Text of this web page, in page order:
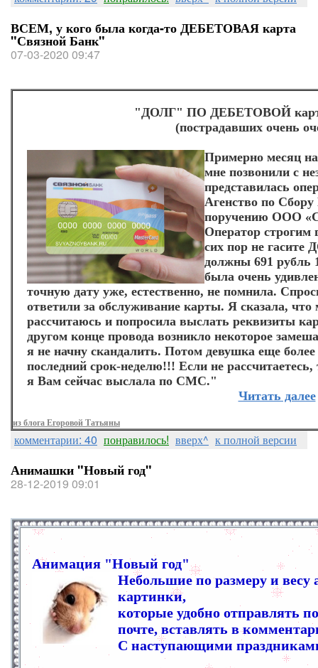
ВСЕМ, у кого была когда-то ДЕБЕТОВАЯ карта
"Связной Банк"
07-03-2020 09:47
"ДОЛГ" ПО ДЕБЕТОВОЙ
(пострадавших очень
Примерно месяц
мне позвонили с
представилась
Агенство по
поручению ООО
Оператор строгим
сих пор не
должны 691 рубль
была очень
точную дату уже, естественно, не помнила.
ответили за обслуживание карты. Я сказала,
рассчитаюсь и попросила выслать реквизиты
другом конце провода возникло некоторое
я не начну скандалить. Потом девушка еще
последний срок-неделю!!! Если не
я Вам сейчас выслала по СМС."
Читать далее
из блога Егоровой Татьяны
комментарии: 40 понравилось! вверх^ к полной версии
Анимашки "Новый год"
28-12-2019 09:01
Анимация "Новый год"
Небольшие по размеру и
картинки,
которые удобно отправлять
почте, вставлять в
С наступающими